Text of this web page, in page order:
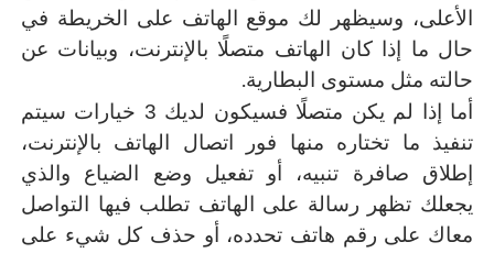
الأعلى، وسيظهر لك موقع الهاتف على الخريطة في
حال ما إذا كان الهاتف متصلًا بالإنترنت، وبيانات عن
حالته مثل مستوى البطارية.
أما إذا لم يكن متصلًا فسيكون لديك 3 خيارات سيتم
تنفيذ ما تختاره منها فور اتصال الهاتف بالإنترنت،
إطلاق صافرة تنبيه، أو تفعيل وضع الضياع والذي
يجعلك تظهر رسالة على الهاتف تطلب فيها التواصل
معاك على رقم هاتف تحدده، أو حذف كل شيء على